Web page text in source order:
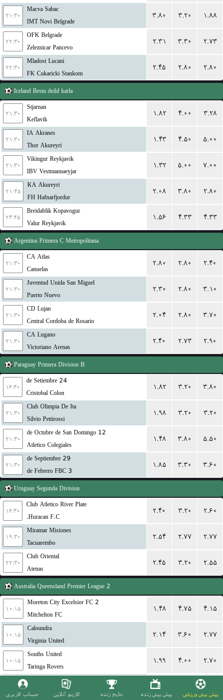
۲۱:۳۰
Macva Sabac
IMT Novi Belgrade
۳.۸۰ ۳.۲۰ ۱.۸۸
۲۲:۳۰
OFK Belgrade
Zeleznicar Pancevo
۲.۳۱ ۳.۳۰ ۲.۷۳
۲۲:۳۰
Mladost Lucani
FK Cukaricki Stankom
۲.۴۵ ۲.۸۰ ۲.۸۰
Iceland Besta deild karla
۲۱:۳۰
Stjarnan
Keflavik
۱.۸۲ ۴.۰۰ ۳.۲۸
۲۱:۳۰
IA Akranes
Thor Akureyri
۱.۴۳ ۴.۵۰ ۵.۰۰
۲۱:۳۰
Vikingur Reykjavik
IBV Vestmannaeyjar
۱.۳۲ ۵.۰۰ ۷.۰۰
۲۱:۴۵
KA Akureyri
FH Hafnarfjordur
۲.۰۸ ۳.۸۰ ۲.۸۰
۲۳:۴۵
Breidablik Kopavogur
Valur Reykjavik
۱.۵۶ ۴.۳۳ ۴.۳۳
Argentina Primera C Metropolitana
۲۱:۳۰
CA Atlas
Canuelas
۲.۸۰ ۲.۸۰ ۲.۴۰
۲۱:۳۰
Juventud Unida San Miguel
Puerto Nuevo
۲.۳۰ ۲.۸۰ ۳.۱۰
۲۱:۳۰
CD Lujan
Central Cordoba de Rosario
۲.۰۴ ۲.۸۰ ۳.۷۰
۲۱:۳۰
CA Lugano
Victoriano Arenas
۲.۴۰ ۲.۷۳ ۲.۹۰
Paraguay Primera Division B
۱۶:۳۰
24 de Setiembre
Cristobal Colon
۱.۸۲ ۳.۲۰ ۳.۸۰
۲۱:۳۰
Club Olimpia De Ita
Silvio Pettirossi
۱.۹۸ ۳.۲۰ ۳.۲۰
۲۱:۳۰
12 de Octubre de San Domingo
Atletico Colegiales
۱.۴۸ ۳.۸۰ ۵.۵۰
۲۱:۳۰
29 de Septiembre
3 de Febrero FBC
۱.۸۵ ۳.۳۰ ۳.۶۰
Uruguay Segunda Division
۱۶:۳۰
Club Atletico River Plate
Huracan F.C.
۲.۴۰ ۳.۲۰ ۲.۶۰
۱۹:۳۰
Miramar Misiones
Tacuarembo
۲.۵۴ ۲.۷۷ ۲.۷۷
۲۲:۳۰
Club Oriental
Atenas
۲.۴۵ ۳.۲۰ ۲.۵۵
Australia Queensland Premier League 2
۱۰:۱۵
Moreton City Excelsior FC 2
Mitchelton FC
۱.۴۸ ۴.۷۵ ۴.۱۵
۱۰:۱۵
Caloundra
Virginia United
۲.۱۴ ۳.۶۰ ۲.۷۷
۱۰:۱۵
Souths United
Taringa Rovers
۱.۹۹ ۴.۰۰ ۲.۷۰
۱۰:۱۵
Brisbane Knights
۱.۵۱ ۴.۳۳
پیش بینی ورزشی پیش بینی زنده نتایج زنده کازینو آنلاین حساب کاربری